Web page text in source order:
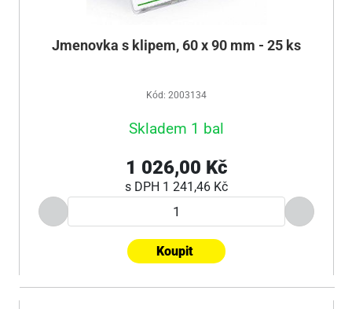
Jmenovka s klipem, 60 x 90 mm - 25 ks
Kód: 2003134
Skladem 1 bal
1 026,00 Kč
s DPH 1 241,46 Kč
Koupit